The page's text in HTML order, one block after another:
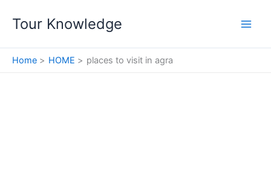
Tour Knowledge
Home HOME places to visit in agra